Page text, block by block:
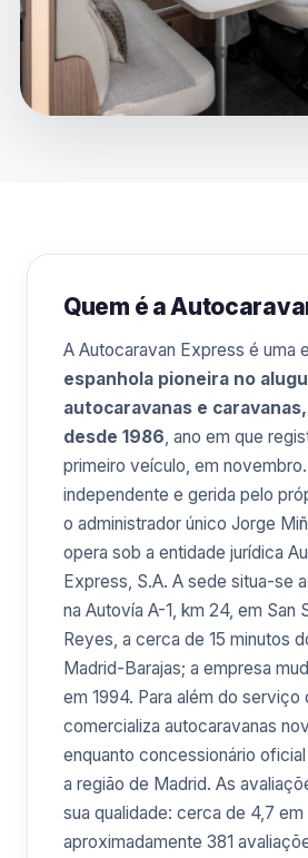
Quem é a
A Autocaravan Express é uma
espanhola pioneira no
autocaravanas e
desde 1986 , ano em que
primeiro veículo, em
independente e gerida pelo
o administrador único Jorge
opera sob a entidade jurídica
Express, S.A. A sede situa-se
na Autovía A-1, km 24, em San
Reyes, a cerca de 15 minutos
Madrid-Barajas; a empresa
em 1994. Para além do serviço
comercializa autocaravanas
enquanto concessionário
a região de Madrid. As
sua qualidade: cerca de 4,7 em
aproximadamente 381